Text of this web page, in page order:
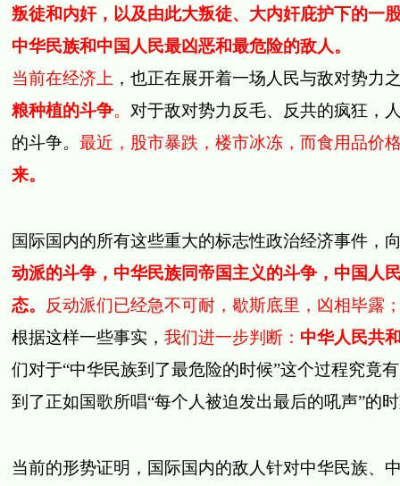
叛徒和内奸，以及由此大叛徒、大内奸庇护下的一
中华民族和中国人民最凶恶和最危险的敌人。
当前在经济上 ，也正在展开着一场人民与敌对势力
粮种植的斗争。 对于敌对势力反毛、反共的疯狂，
的斗争。 最近，股市暴跌，楼市冰冻，而食用品价
来。
国际国内的所有这些重大的标志性政治经济事件，
动派的斗争，中华民族同帝国主义的斗争，中国人
态。
反动派们已经急不可耐，歇斯底里，凶相毕露
根据这样一些事实， 我们进一步判断： 中华人民共
们对于“中华民族到了最危险的时候”这个过程究竟
到了正如国歌所唱“每个人被迫发出最后的吼声”的
当前的形势证明，国际国内的敌人针对中华民族、